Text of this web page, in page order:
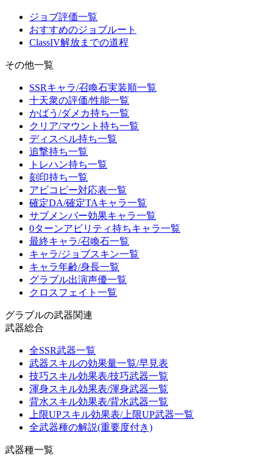
ジョブ評価一覧
おすすめのジョブルート
ClassIV解放までの道程
その他一覧
SSRキャラ/召喚石実装順一覧
十天衆の評価/性能一覧
かばう/ダメカ持ち一覧
クリア/マウント持ち一覧
ディスペル持ち一覧
追撃持ち一覧
トレハン持ち一覧
刻印持ち一覧
アビコピー対応表一覧
確定DA/確定TAキャラ一覧
サブメンバー効果キャラ一覧
0ターンアビリティ持ちキャラ一覧
最終キャラ/召喚石一覧
キャラ/ジョブスキン一覧
キャラ年齢/身長一覧
グラブル出演声優一覧
クロスフェイト一覧
グラブルの武器関連
武器総合
全SSR武器一覧
武器スキルの効果量一覧/早見表
技巧スキル効果表/技巧武器一覧
渾身スキル効果表/渾身武器一覧
背水スキル効果表/背水武器一覧
上限UPスキル効果表/上限UP武器一覧
全武器種の解説(重要度付き)
武器種一覧